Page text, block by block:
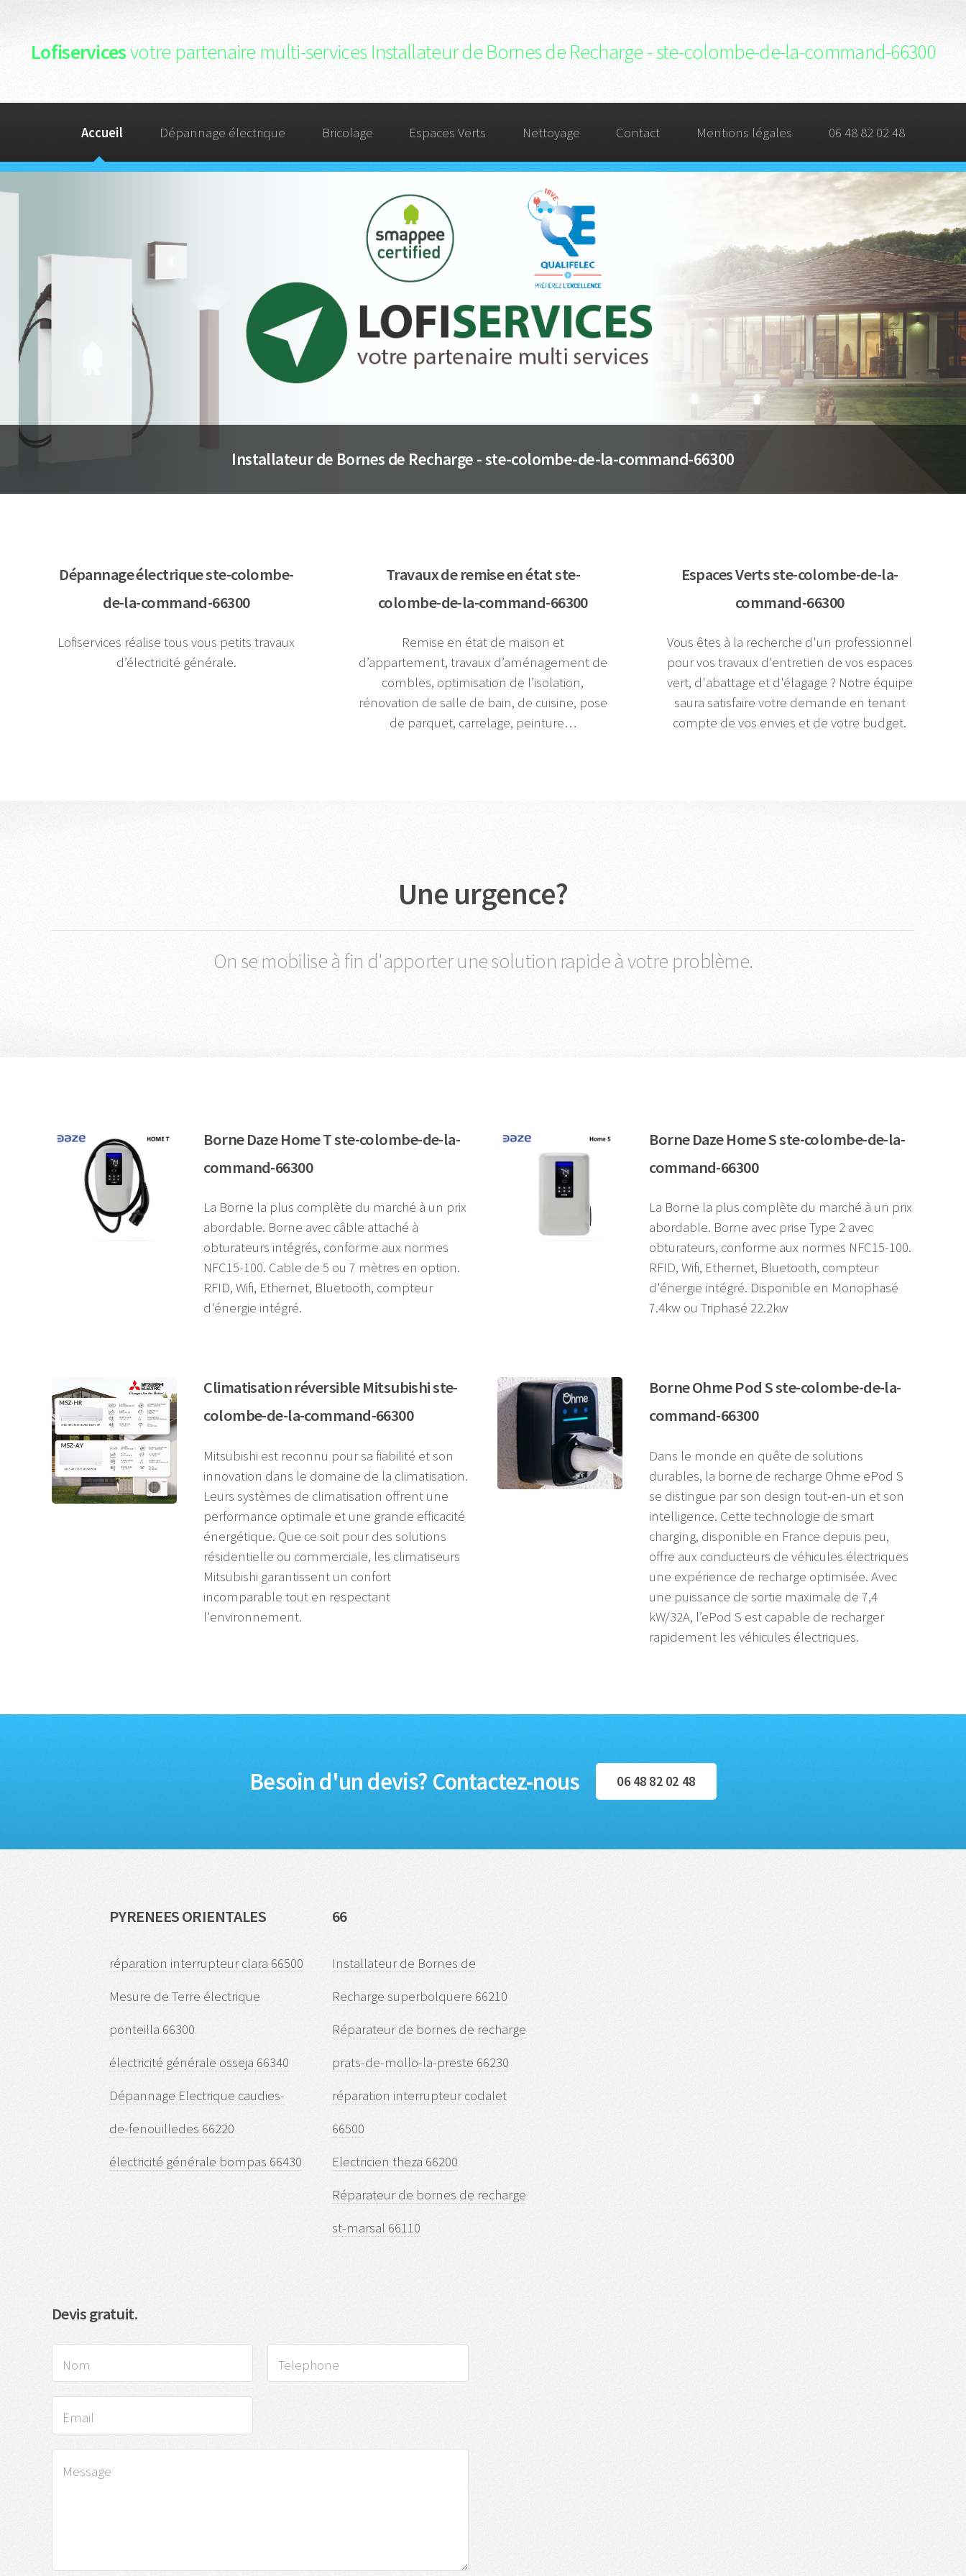
Lofiservicesvotre partenaire multi-services Installateur de Bornes de Recharge - ste-colombe-de-la-command-66300
Accueil Dépannage électrique Bricolage Espaces Verts Nettoyage Contact Mentions légales 06 48 82 02 48
Installateur de Bornes de Recharge - ste-colombe-de-la-command-66300
Dépannage électrique ste-colombe-
de-la-command-66300
Lofiservices réalise tous vous petits travaux
d’électricité générale.
Travaux de remise en état ste-
colombe-de-la-command-66300
Remise en état de maison et
d’appartement, travaux d’aménagement de
combles, optimisation de l’isolation,
rénovation de salle de bain, de cuisine, pose
de parquet, carrelage, peinture…
Espaces Verts ste-colombe-de-la-
command-66300
Vous êtes à la recherche d'un professionnel
pour vos travaux d'entretien de vos espaces
vert, d'abattage et d'élagage ? Notre équipe
saura satisfaire votre demande en tenant
compte de vos envies et de votre budget.
Une urgence?
On se mobilise à fin d'apporter une solution rapide à votre problème.
Borne Daze Home T ste-colombe-de-la-
command-66300
La Borne la plus complète du marché à un prix
abordable. Borne avec câble attaché à
obturateurs intégrés, conforme aux normes
NFC15-100. Cable de 5 ou 7 mètres en option.
RFID, Wifi, Ethernet, Bluetooth, compteur
d'énergie intégré.
Borne Daze Home S ste-colombe-de-la-
command-66300
La Borne la plus complète du marché à un prix
abordable. Borne avec prise Type 2 avec
obturateurs, conforme aux normes NFC15-100.
RFID, Wifi, Ethernet, Bluetooth, compteur
d'énergie intégré. Disponible en Monophasé
7.4kw ou Triphasé 22.2kw
Climatisation réversible Mitsubishi ste-
colombe-de-la-command-66300
Mitsubishi est reconnu pour sa fiabilité et son
innovation dans le domaine de la climatisation.
Leurs systèmes de climatisation offrent une
performance optimale et une grande efficacité
énergétique. Que ce soit pour des solutions
résidentielle ou commerciale, les climatiseurs
Mitsubishi garantissent un confort
incomparable tout en respectant
l'environnement.
Borne Ohme Pod S ste-colombe-de-la-
command-66300
Dans le monde en quête de solutions
durables, la borne de recharge Ohme ePod S
se distingue par son design tout-en-un et son
intelligence. Cette technologie de smart
charging, disponible en France depuis peu,
offre aux conducteurs de véhicules électriques
une expérience de recharge optimisée. Avec
une puissance de sortie maximale de 7,4
kW/32A, l’ePod S est capable de recharger
rapidement les véhicules électriques.
Besoin d'un devis? Contactez-nous 06 48 82 02 48
PYRENEES ORIENTALES
réparation interrupteur clara 66500
Mesure de Terre électrique
ponteilla 66300
électricité générale osseja 66340
Dépannage Electrique caudies-
de-fenouilledes 66220
électricité générale bompas 66430
66
Installateur de Bornes de
Recharge superbolquere 66210
Réparateur de bornes de recharge
prats-de-mollo-la-preste 66230
réparation interrupteur codalet
66500
Electricien theza 66200
Réparateur de bornes de recharge
st-marsal 66110
Devis gratuit.